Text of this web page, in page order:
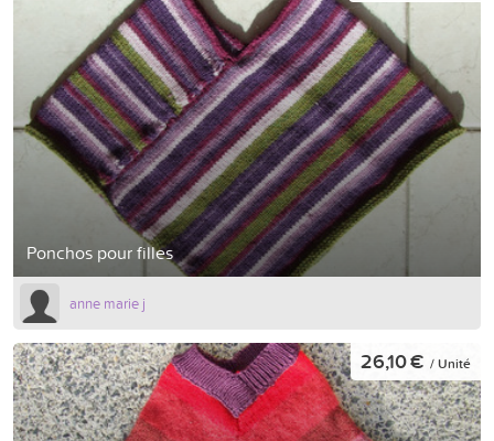
Ponchos pour filles
anne marie j
26,10 € / Unité